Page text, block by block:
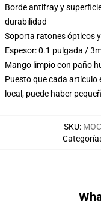
Borde antifray y
durabilidad
Soporta ratones ópticos
Espesor: 0.1 pulgada /
Mango limpio con paño
Puesto que cada artículo
local, puede haber
SKU: